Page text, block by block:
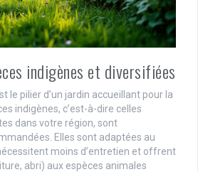
indigènes et diversifiées
le pilier d’un jardin accueillant pour la
indigènes, c’est-à-dire celles
dans votre région, sont
Elles sont adaptées au
moins d’entretien et offrent
abri) aux espèces animales